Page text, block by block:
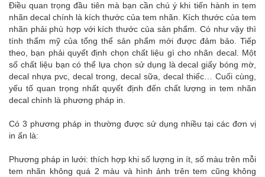
Điều quan trọng đầu tiên mà bạn cần chú ý khi tiến hành in tem
nhãn decal chính là kích thước của tem nhãn. Kích thước của tem
nhãn phải phù hợp với kích thước của sản phẩm. Có như vậy thì
tính thẩm mỹ của tổng thể sản phẩm mới được đảm bảo. Tiếp
theo, bạn phải quyết định chọn chất liệu gì cho nhãn decal. Một
số chất liệu bạn có thể lựa chọn sử dụng là decal giấy bóng mờ,
decal nhựa pvc, decal trong, decal sữa, decal thiếc… Cuối cùng,
yếu tố quan trọng nhất quyết định đến chất lượng in tem nhãn
decal chính là phương pháp in.
Có 3 phương pháp in thường được sử dụng nhiều tại các đơn vị
in ấn là:
Phương pháp in lưới: thích hợp khi số lượng in ít, số màu trên mỗi
tem nhãn không quá 2 màu và hình ảnh trên tem cũng không